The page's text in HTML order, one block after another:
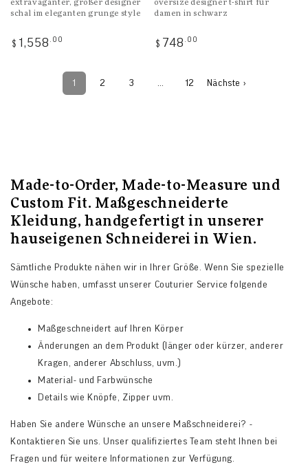
extravaganter, großer designer
schal im eleganten grunge style
Regulärer
$ 1,558 .00
oversize designer t-shirt für
damen in schwarz
Regulärer
$ 748 .00
1 2 3 12 Nächste ›
Made-to-Order, Made-to-Measure und
Custom Fit. Maßgeschneiderte
Kleidung, handgefertigt in unserer
hauseigenen Schneiderei in Wien.
Sämtliche Produkte nähen wir in Ihrer Größe. Wenn Sie spezielle
Wünsche haben, umfasst unserer Couturier Service folgende
Angebote:
Maßgeschneidert auf Ihren Körper
Änderungen an dem Produkt (länger oder kürzer, anderer
Kragen, anderer Abschluss, uvm.)
Material- und Farbwünsche
Details wie Knöpfe, Zipper uvm.
Haben Sie andere Wünsche an unsere Maßschneiderei? -
Kontaktieren Sie uns. Unser qualifiziertes Team steht Ihnen bei
Fragen und für weitere Informationen zur Verfügung.